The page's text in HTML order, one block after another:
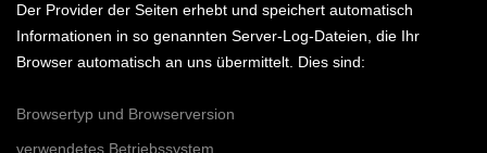
Der Provider der Seiten erhebt und speichert automatisch
Informationen in so genannten Server-Log-Dateien, die Ihr
Browser automatisch an uns übermittelt. Dies sind:
Browsertyp und Browserversion
verwendetes Betriebssystem